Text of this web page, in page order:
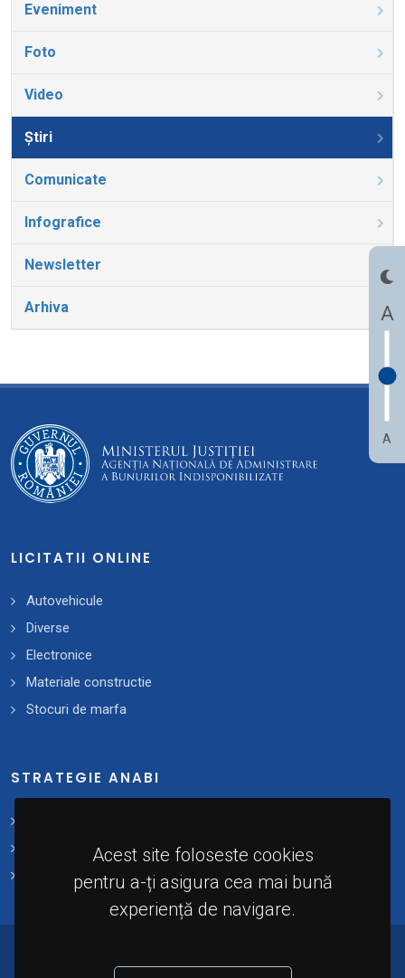
A
A
Acest site foloseste cookies
pentru a-ți asigura cea mai bună
experiență de navigare.
Eveniment
Foto
Video
Știri
Comunicate
Infografice
Newsletter
Arhiva
LICITATII ONLINE
Autovehicule
Diverse
Electronice
Materiale constructie
Stocuri de marfa
STRATEGIE ANABI
Plan 2021 - 2025
Implementare